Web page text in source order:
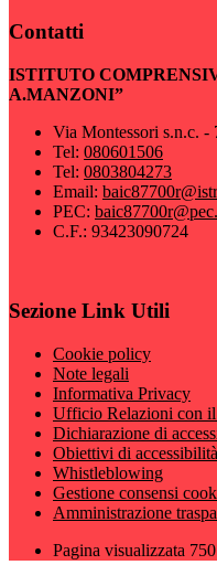
Contatti
ISTITUTO
A.MANZONI”
Via Montessori s.n.c.
Tel: 080601506
Tel: 0803804273
Email:
PEC:
C.F.: 93423090724
Sezione Link Utili
Cookie policy
Note legali
Informativa Privacy
Ufficio Relazioni con
Dichiarazione di
Obiettivi di accessibilità
Whistleblowing
Gestione consensi
Amministrazione
Pagina visualizzata 750